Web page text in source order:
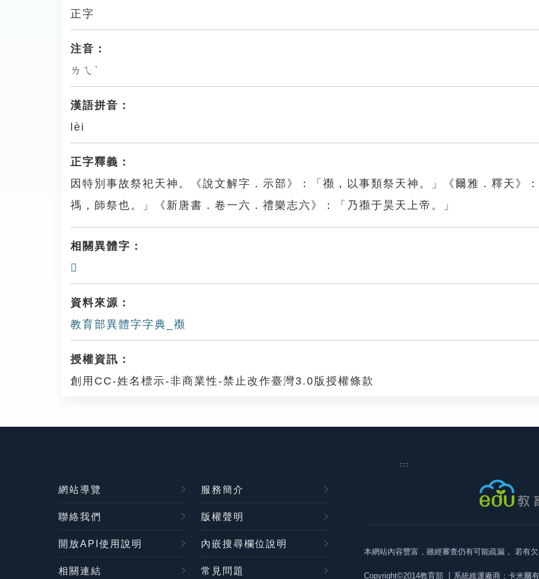
正字
注音：
ㄌㄟˋ
漢語拼音：
lèi
正字釋義：
因特別事故祭祀天神。《說文解字．示部》：「禷，以事類祭天神。」《爾雅．釋天》
禡，師祭也。」《新唐書．卷一六．禮樂志六》：「乃禷于昊天上帝。」
相關異體字：
𥜛
資料來源：
教育部異體字字典_禷
授權資訊：
創用CC-姓名標示-非商業性-禁止改作臺灣3.0版授權條款
:::
網站導覽 服務簡介
聯絡我們 版權聲明
開放API使用說明 內嵌搜尋欄位說明
相關連結 常見問題
本網站內容豐富，雖經審查仍有可能疏漏， 若有
Copyright©2014教育部 丨系統維運廠商：卡米爾